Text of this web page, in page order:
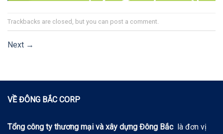
Trackbacks are closed, but you can post a comment
Next →
VỀ ĐÔNG BẮC CORP
Tổng công ty thương mại và xây dựng Đông Bắc là đơn vị